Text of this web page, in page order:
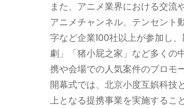
また、アニメ業界における交流
アニメチャンネル、テンセント
字など企業100社以上が参加し
劇」「猪小屁之家」など多くの
携や会場での人気案件のプロモ
開幕式では、北京小度互娯科技
上となる提携事業を実施するこ